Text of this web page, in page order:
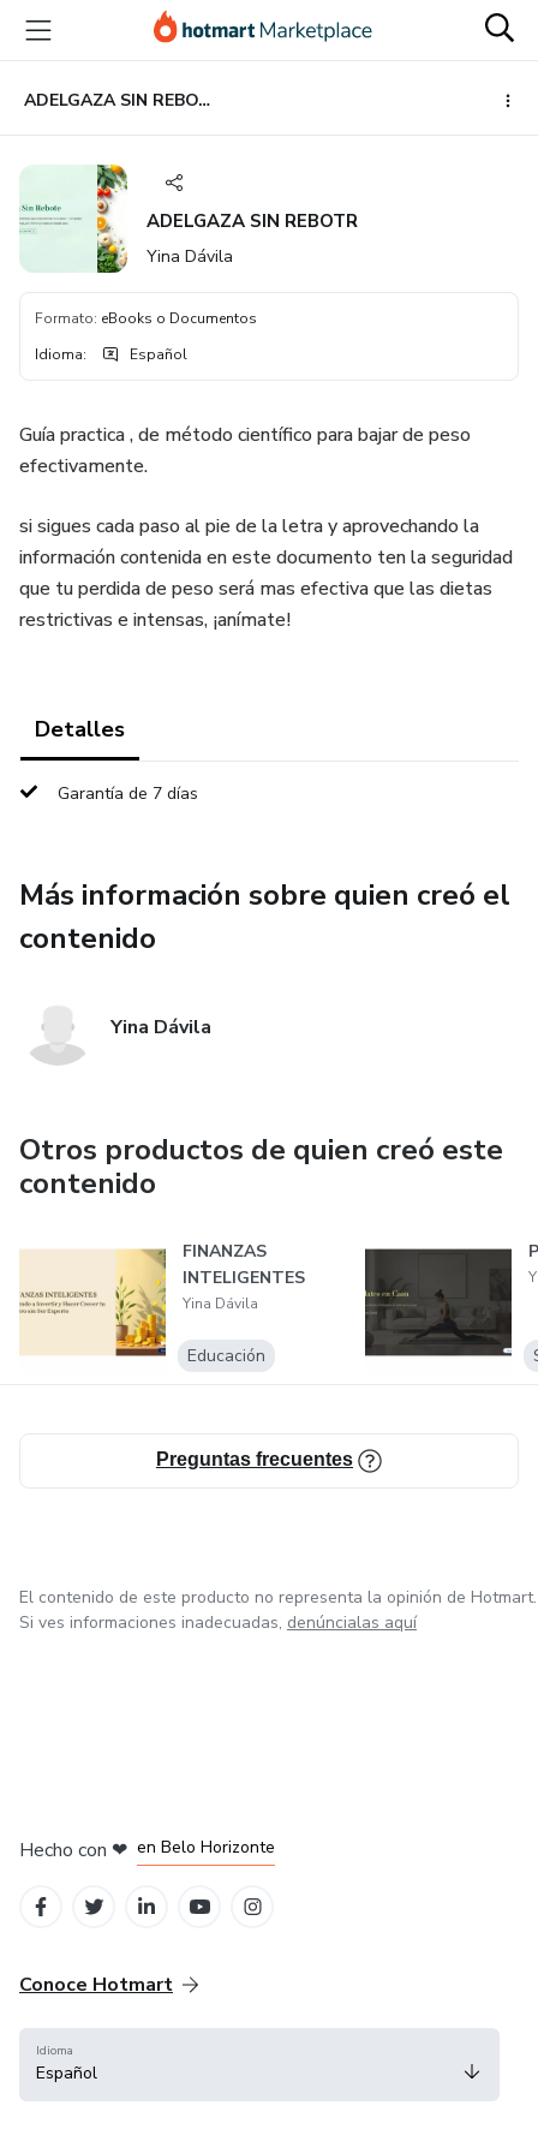
principal
página
de
página
ADELGAZA SIN REBOTR
ADELGAZA SIN REBOTR
Yina Dávila
Formato: eBooks o Documentos
Idioma: Español
Guía practica , de método científico para bajar de peso
efectivamente.
si sigues cada paso al pie de la letra y aprovechando la
información contenida en este documento ten la seguridad
que tu perdida de peso será mas efectiva que las dietas
restrictivas e intensas, ¡anímate!
Detalles
Garantía de 7 días
Más información sobre quien creó el
contenido
Yina Dávila
Otros productos de quien creó este
contenido
FINANZAS
INTELIGENTES
Yina Dávila
Educación
Preguntas frecuentes
El contenido de este producto no representa la opinión de Hotmart.
Si ves informaciones inadecuadas, denúncialas aquí
Hecho con ❤ en Belo Horizonte
Conoce Hotmart
Idioma
Español